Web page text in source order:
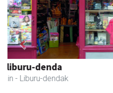
Ikasmin ikasketa zentroa
Urnieta - Ikasketa zentroak
Previous